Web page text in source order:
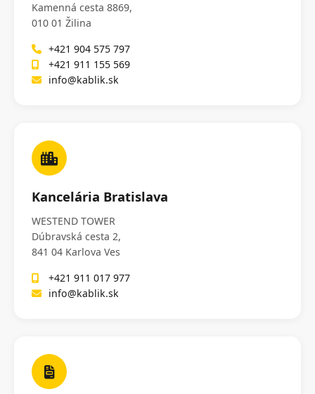
Kamenná cesta 8869,
010 01 Žilina
+421 904 575 797
+421 911 155 569
info@kablik.sk
Kancelária Bratislava
WESTEND TOWER
Dúbravská cesta 2,
841 04 Karlova Ves
+421 911 017 977
info@kablik.sk